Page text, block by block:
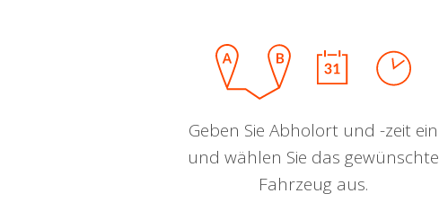
Geben Sie Abholort und -zeit ein
und wählen Sie das gewünschte
Fahrzeug aus.